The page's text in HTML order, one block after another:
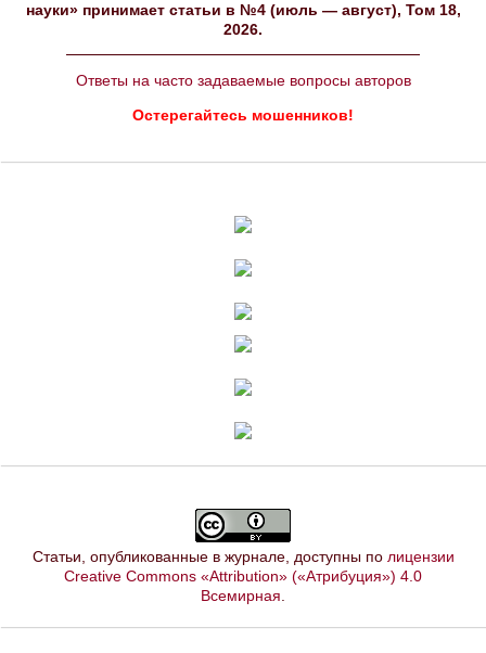
науки» принимает статьи в №4 (июль — август), Том 18,
2026.
Ответы на часто задаваемые вопросы авторов
Остерегайтесь мошенников!
Статьи, опубликованные в журнале, доступны по лицензии
Creative Commons «Attribution» («Атрибуция») 4.0
Всемирная